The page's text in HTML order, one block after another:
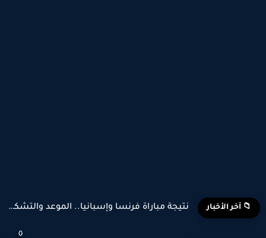
📁 آخر الأخبار نتيجة مباراة فرنسا وإسبانيا.. الموعد والتشكيل المتوقع وأبرز اللاعبين...